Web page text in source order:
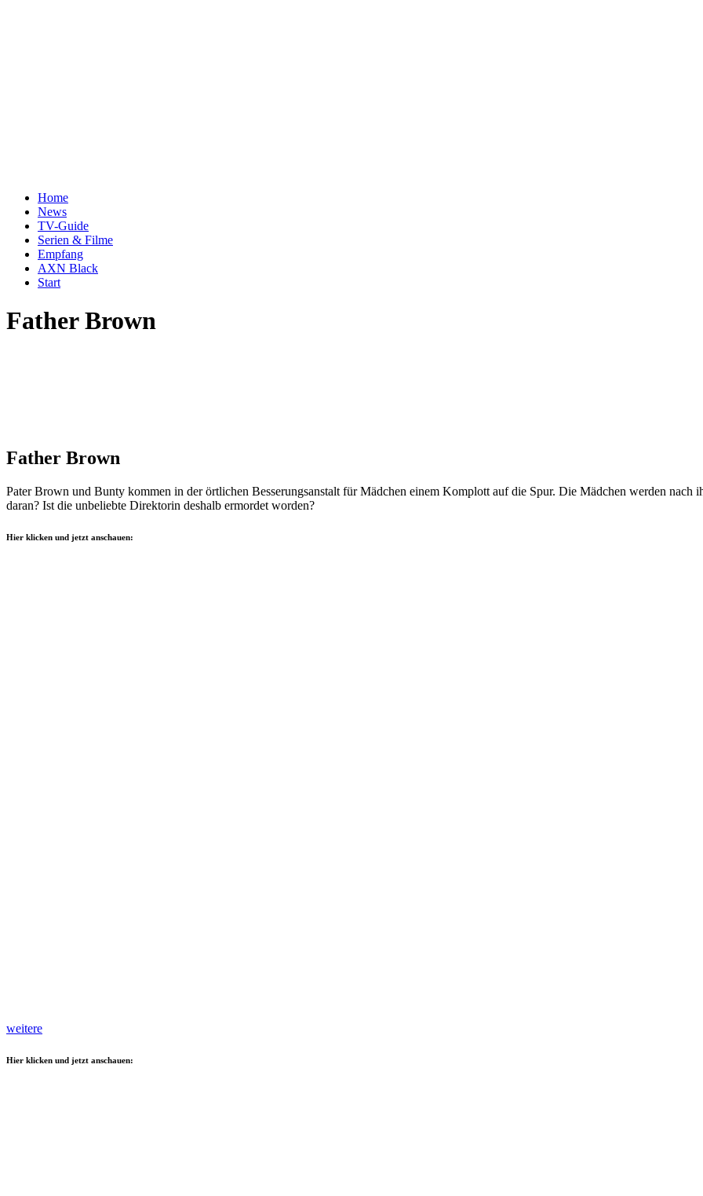
Home
News
TV-Guide
Serien & Filme
Empfang
AXN Black
Start
Father Brown
Father Brown
Pater Brown und Bunty kommen in der örtlichen Besserungsanstalt für Mädchen einem Komplott auf die Spur. Die Mädchen werden nach
daran? Ist die unbeliebte Direktorin deshalb ermordet worden?
Hier klicken und jetzt anschauen:
weitere
Hier klicken und jetzt anschauen: